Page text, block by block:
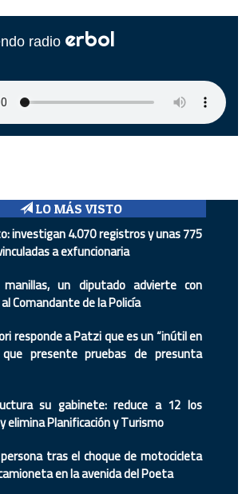
radio erbol
LO MÁS VISTO
investigan 4.070 registros y unas 775
a exfuncionaria
un diputado advierte con
Comandante de la Policía
responde a Patzi que es un “inútil en
presente pruebas de presunta
su gabinete: reduce a 12 los
elimina Planificación y Turismo
tras el choque de motocicleta
en la avenida del Poeta